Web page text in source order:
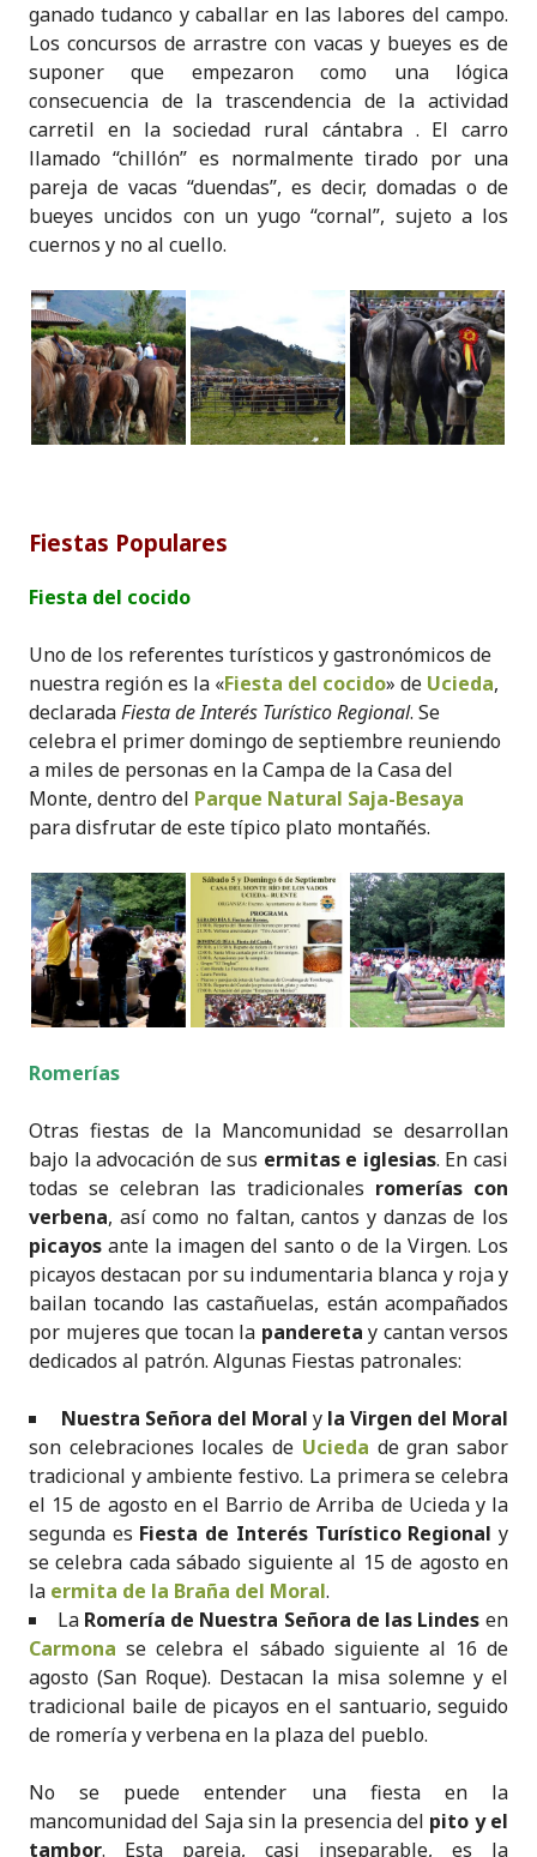
ganado tudanco y caballar en las labores del campo.
Los concursos de arrastre con vacas y bueyes es de
suponer que empezaron como una lógica
consecuencia de la trascendencia de la actividad
carretil en la sociedad rural cántabra . El carro
llamado “chillón” es normalmente tirado por una
pareja de vacas “duendas”, es decir, domadas o de
bueyes uncidos con un yugo “cornal”, sujeto a los
cuernos y no al cuello.
Fiestas Populares
Fiesta del cocido
Uno de los referentes turísticos y gastronómicos de
nuestra región es la «Fiesta del cocido» de Ucieda,
declaradaFiesta de Interés Turístico Regional. Se
celebra el primer domingo de septiembre reuniendo
a miles de personas en la Campa de la Casa del
Monte, dentro del Parque Natural Saja-Besaya
para disfrutar de este típico plato montañés.
Romerías
Otras fiestas de la Mancomunidad se desarrollan
bajo la advocación de sus ermitas e iglesias. En casi
todas se celebran las tradicionales romerías con
verbena, así como no faltan, cantos y danzas de los
picayos ante la imagen del santo o de la Virgen. Los
picayos destacan por su indumentaria blanca y roja y
bailan tocando las castañuelas, están acompañados
por mujeres que tocan la pandereta y cantan versos
dedicados al patrón. Algunas Fiestas patronales:
Nuestra Señora del Moral y la Virgen del Moral
son celebraciones locales de Ucieda de gran sabor
tradicional y ambiente festivo. La primera se celebra
el 15 de agosto en el Barrio de Arriba de Ucieda y la
segunda es Fiesta de Interés Turístico Regional y
se celebra cada sábado siguiente al 15 de agosto en
la ermita de la Braña del Moral.
La Romería de Nuestra Señora de las Lindes en
Carmona se celebra el sábado siguiente al 16 de
agosto (San Roque). Destacan la misa solemne y el
tradicional baile de picayos en el santuario, seguido
de romería y verbena en la plaza del pueblo.
No se puede entender una fiesta en la
mancomunidad del Saja sin la presencia del pito y el
tambor. Esta pareja, casi inseparable, es la